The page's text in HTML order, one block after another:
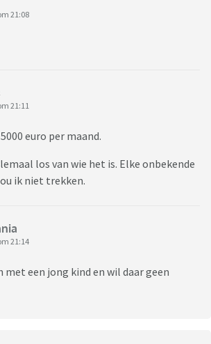
21:08
21:11
euro per maand.
los van wie het is. Elke onbekende
ik niet trekken.
21:14
met een jong kind en wil daar geen